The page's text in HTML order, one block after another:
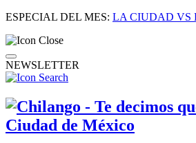
ESPECIAL DEL MES: LA CIUDAD VS
NEWSLETTER